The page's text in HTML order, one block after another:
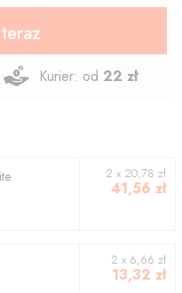
Kurier: od 22 zł
2 x 20,78 zł
41,56 zł
2 x 6,66 zł
13,32 zł